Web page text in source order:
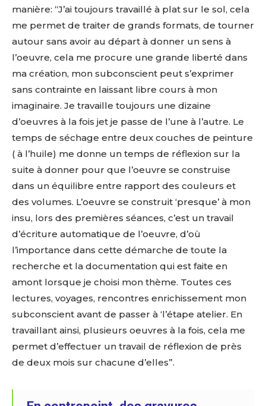
manière: “J’ai toujours travaillé à plat sur le sol, cela
me permet de traiter de grands formats, de tourner
autour sans avoir au départ à donner un sens à
l’oeuvre, cela me procure une grande liberté dans
ma création, mon subconscient peut s’exprimer
sans contrainte en laissant libre cours à mon
imaginaire. Je travaille toujours une dizaine
d’oeuvres à la fois jet je passe de l’une à l’autre. Le
temps de séchage entre deux couches de peinture
( à l’huile) me donne un temps de réflexion sur la
suite à donner pour que l’oeuvre se construise
dans un équilibre entre rapport des couleurs et
des volumes. L’oeuvre se construit ‘presque’ à mon
insu, lors des premières séances, c’est un travail
d’écriture automatique de l’oeuvre, d’où
l’importance dans cette démarche de toute la
recherche et la documentation qui est faite en
amont lorsque je choisi mon thème. Toutes ces
lectures, voyages, rencontres enrichissement mon
subconscient avant de passer à ‘l’étape atelier. En
travaillant ainsi, plusieurs oeuvres à la fois, cela me
permet d’effectuer un travail de réflexion de près
de deux mois sur chacune d’elles”.